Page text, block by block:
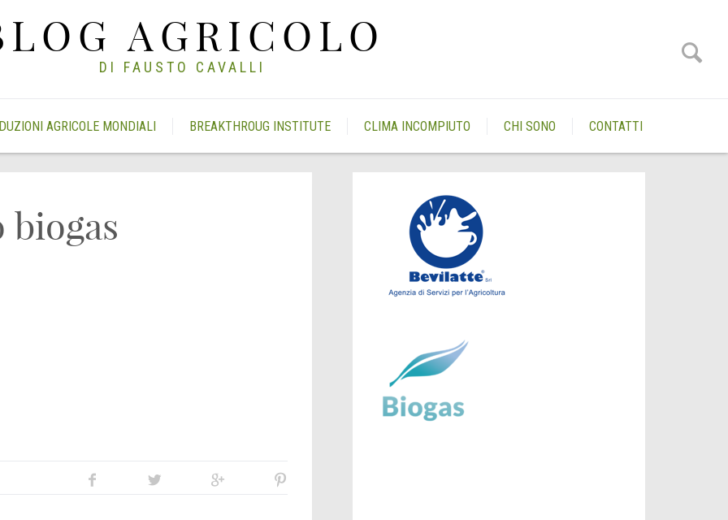
AGRICOLO
DI FAUSTO CAVALLI
AGRICOLE MONDIALI BREAKTHROUG INSTITUTE CLIMA INCOMPIUTO CHI SONO CONTATTI
biogas